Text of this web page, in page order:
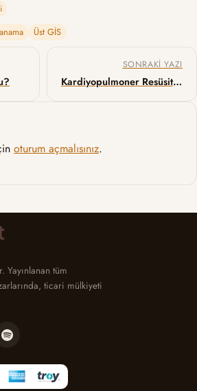
Üst GİS
SONRAKI YAZI
Kardiyopulmoner Resüsitasyon (KPR) ile Tetiklenen Bilinç
oturum açmalısınız.
tüm
ticari mülkiyeti